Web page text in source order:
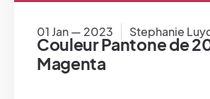
01 Jan — 2023 Stephanie
Couleur Pantone de
Magenta